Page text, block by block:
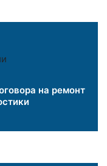
на ремонт